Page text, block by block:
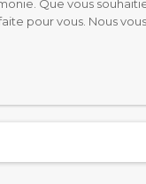
Que vous
pour vous. Nous